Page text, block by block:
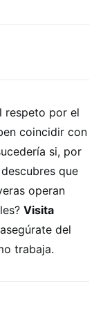
respeto por el
coincidir con
si, por
que
operan
Visita
del
trabaja.